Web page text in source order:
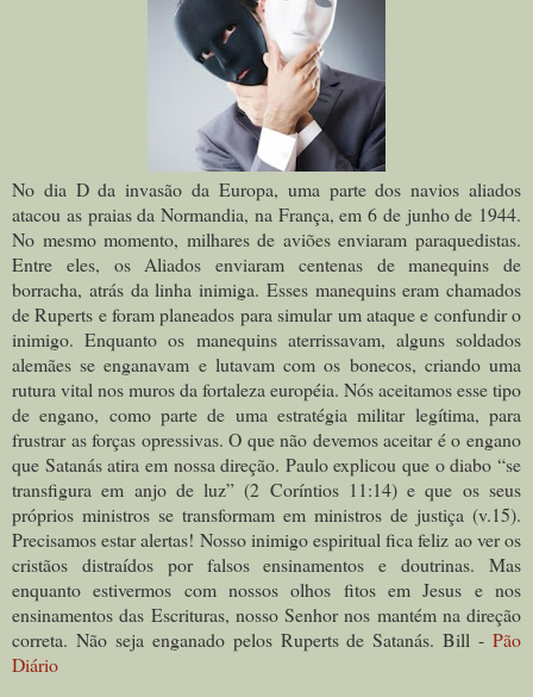
No dia D da invasão da Europa, uma parte dos navios aliados
atacou as praias da Normandia, na França, em 6 de junho de 1944.
No mesmo momento, milhares de aviões enviaram paraquedistas.
Entre eles, os Aliados enviaram centenas de manequins de
borracha, atrás da linha inimiga. Esses manequins eram chamados
de Ruperts e foram planeados para simular um ataque e confundir o
inimigo. Enquanto os manequins aterrissavam, alguns soldados
alemães se enganavam e lutavam com os bonecos, criando uma
rutura vital nos muros da fortaleza européia. Nós aceitamos esse tipo
de engano, como parte de uma estratégia militar legítima, para
frustrar as forças opressivas. O que não devemos aceitar é o engano
que Satanás atira em nossa direção. Paulo explicou que o diabo “se
transfigura em anjo de luz” (2 Coríntios 11:14) e que os seus
próprios ministros se transformam em ministros de justiça (v.15).
Precisamos estar alertas! Nosso inimigo espiritual fica feliz ao ver os
cristãos distraídos por falsos ensinamentos e doutrinas. Mas
enquanto estivermos com nossos olhos fitos em Jesus e nos
ensinamentos das Escrituras, nosso Senhor nos mantém na direção
correta. Não seja enganado pelos Ruperts de Satanás. Bill - Pão
Diário